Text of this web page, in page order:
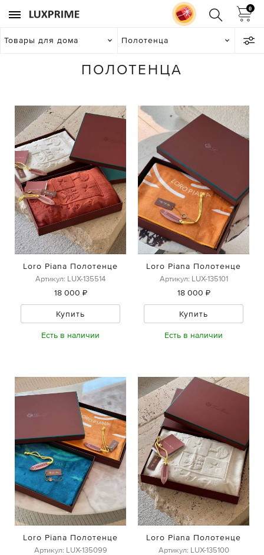
0
Товары для дома Полотенца
ПОЛОТЕНЦА
Loro Piana Полотенце
Артикул: LUX-135514
18 000 ₽
Купить
Есть в наличии
Loro Piana Полотенце
Артикул: LUX-135101
18 000 ₽
Купить
Есть в наличии
Loro Piana Полотенце
Артикул: LUX-135099
Loro Piana Полотенце
Артикул: LUX-135100